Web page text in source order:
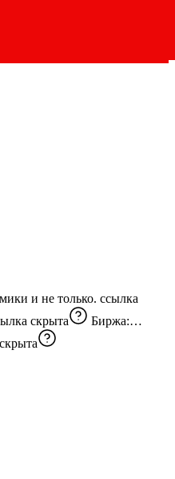
и не только. ссылка
скрыта
Биржа: